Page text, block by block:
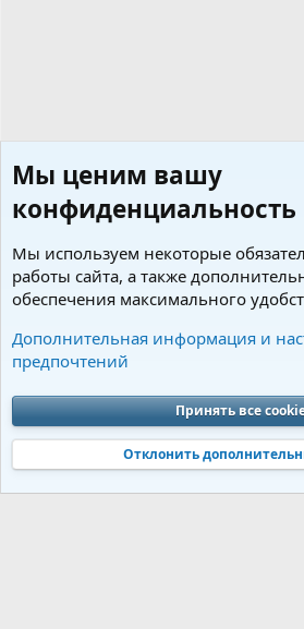
Пользователи
Cookies Charm by DCom
Обратная связь
Условия и правила
Политика конфиденциальности
Community platform by XenForo® © 2010-2026
Jumuro®|Media embeds via s9e/MediaSites
Мы ценим вашу
конфиденциальность
Мы используем некоторые
работы сайта, а также
обеспечения максимального
Дополнительная информация и
предпочтений
Принять все
Отклонить